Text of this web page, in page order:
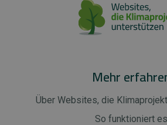
Mehr
Über Websites, die
So funktioniert es